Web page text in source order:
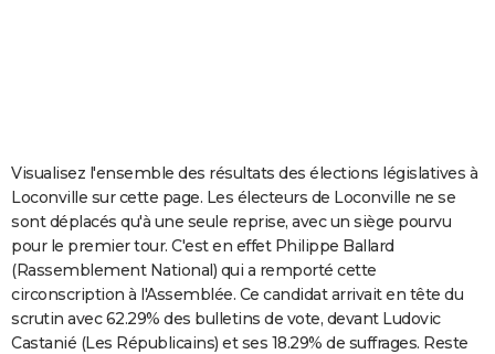
Carte de Noël
Carte Bonne année
Carte Saint-Valentin
Carte Pâques
Carte d'anniversaire
DICTIONNAIRE
Dictionnaire
Biographies
Citations
Expressions
Proverbes
PROGRAMME TV
COPAINS D'AVANT
S'inscrire
Se connecter
Lycées
Collèges
Primaires
Universités
Entreprises
Service militaire
Avis de recherche
AVIS DE DÉCÈS
Visualisez l'ensemble des résultats des élections législatives à
Loconville sur cette page. Les électeurs de Loconville ne se
sont déplacés qu'à une seule reprise, avec un siège pourvu
pour le premier tour. C'est en effet Philippe Ballard
(Rassemblement National) qui a remporté cette
circonscription à l'Assemblée. Ce candidat arrivait en tête du
scrutin avec 62.29% des bulletins de vote, devant Ludovic
Castanié (Les Républicains) et ses 18.29% de suffrages. Reste